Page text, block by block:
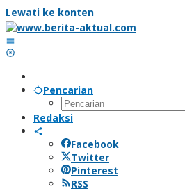
Lewati ke konten
Pencarian
Redaksi
Facebook
Twitter
Pinterest
RSS